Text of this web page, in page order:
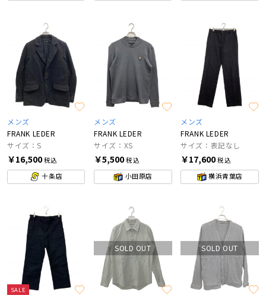
メンズ
FRANK LEDER
サイズ：S
￥16,500税込
十条店
メンズ
FRANK LEDER
サイズ：XS
￥5,500税込
小田原店
メンズ
FRANK LEDER
サイズ：表記なし
￥17,600税込
横浜青葉店
SALE
SOLD OUT SOLD OUT